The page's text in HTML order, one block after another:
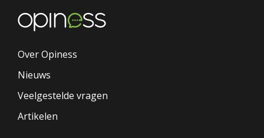
Over Opiness
Nieuws
Veelgestelde vragen
Artikelen